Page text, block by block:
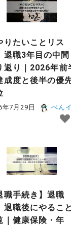
りたいことリス
退職3年目の中間
返り｜2026年前
成度と後半の優
年7月29日
ぺんイ
職手続き】退職
退職後にやること
｜健康保険・年